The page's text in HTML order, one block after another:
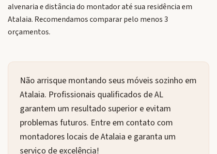
alvenaria e distância do montador até sua residência em
Atalaia. Recomendamos comparar pelo menos 3
orçamentos.
Não arrisque montando seus móveis sozinho em
Atalaia. Profissionais qualificados de AL
garantem um resultado superior e evitam
problemas futuros. Entre em contato com
montadores locais de Atalaia e garanta um
serviço de excelência!